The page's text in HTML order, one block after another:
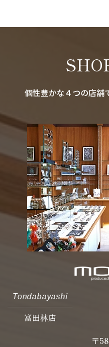
個性豊かな４つの店舗
Tondabayashi
富田林店
〒